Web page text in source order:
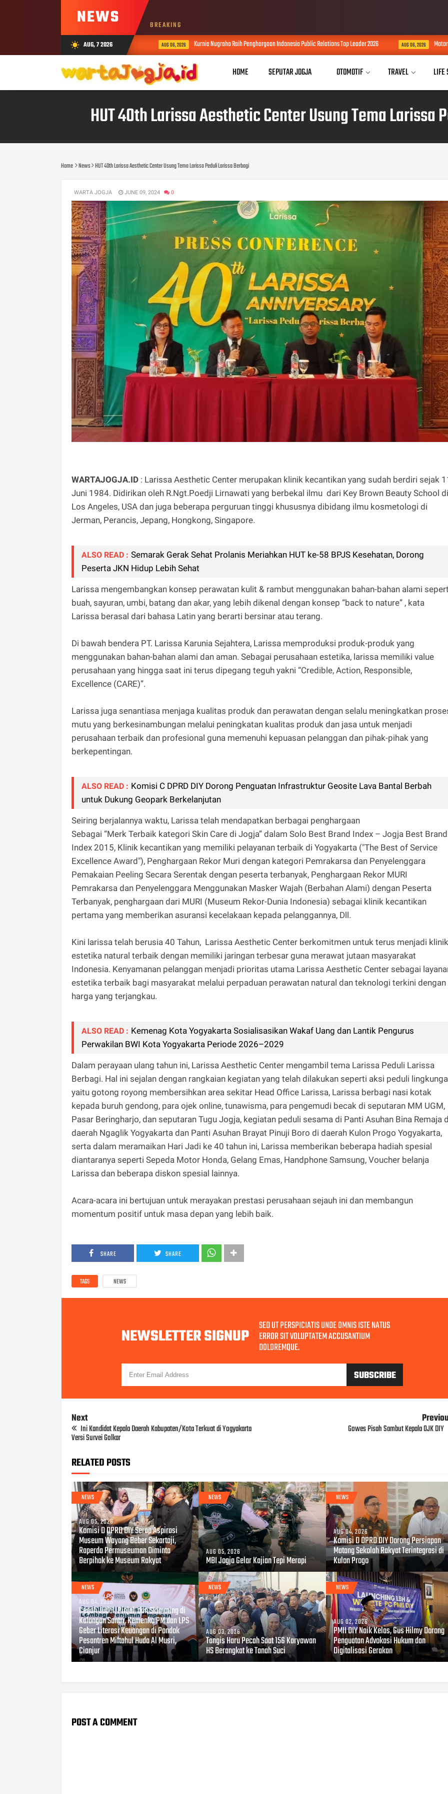
NEWS BREAKING
wb_sunny AUG, 7 2026 AUG 06, 2026 Kurnia Nugraha Raih Penghargaan Indonesia Public Relations Top Leader 2026 AUG 06, 2026
HOME SEPUTAR JOGJA OTOMOTIF TRAVEL LIFE
HUT 40th Larissa Aesthetic Center Usung Tema Larissa
Home News HUT 40th Larissa Aesthetic Center Usung Tema Larissa Peduli Larissa Berbagi
WARTA JOGJA JUNE 09, 2024 0
WARTAJOGJA.ID : Larissa Aesthetic Center merupakan klinik kecantikan yang sudah berdiri sejak
Juni 1984. Didirikan oleh R.Ngt.Poedji Lirnawati yang berbekal ilmu dari Key Brown Beauty School di
Los Angeles, USA dan juga beberapa perguruan tinggi khususnya dibidang ilmu kosmetologi di
Jerman, Perancis, Jepang, Hongkong, Singapore.
ALSO READ : Semarak Gerak Sehat Prolanis Meriahkan HUT ke-58 BPJS Kesehatan, Dorong
Peserta JKN Hidup Lebih Sehat
Larissa mengembangkan konsep perawatan kulit & rambut menggunakan bahan-bahan alami
buah, sayuran, umbi, batang dan akar, yang lebih dikenal dengan konsep “back to nature” , kata
Larissa berasal dari bahasa Latin yang berarti bersinar atau terang.
Di bawah bendera PT. Larissa Karunia Sejahtera, Larissa memproduksi produk-produk yang
menggunakan bahan-bahan alami dan aman. Sebagai perusahaan estetika, larissa memiliki value
perusahaan yang hingga saat ini terus dipegang teguh yakni “Credible, Action, Responsible,
Excellence (CARE)”.
Larissa juga senantiasa menjaga kualitas produk dan perawatan dengan selalu meningkatkan
mutu yang berkesinambungan melalui peningkatan kualitas produk dan jasa untuk menjadi
perusahaan terbaik dan profesional guna memenuhi kepuasan pelanggan dan pihak-pihak yang
berkepentingan.
ALSO READ : Komisi C DPRD DIY Dorong Penguatan Infrastruktur Geosite Lava Bantal Berbah
untuk Dukung Geopark Berkelanjutan
Seiring berjalannya waktu, Larissa telah mendapatkan berbagai penghargaan
Sebagai “Merk Terbaik kategori Skin Care di Jogja” dalam Solo Best Brand Index – Jogja Best Brand
Index 2015, Klinik kecantikan yang memiliki pelayanan terbaik di Yogyakarta ("The Best of Service
Excellence Award"), Penghargaan Rekor Muri dengan kategori Pemrakarsa dan Penyelenggara
Pemakaian Peeling Secara Serentak dengan peserta terbanyak, Penghargaan Rekor MURI
Pemrakarsa dan Penyelenggara Menggunakan Masker Wajah (Berbahan Alami) dengan Peserta
Terbanyak, penghargaan dari MURI (Museum Rekor-Dunia Indonesia) sebagai klinik kecantikan
pertama yang memberikan asuransi kecelakaan kepada pelanggannya, Dll.
Kini larissa telah berusia 40 Tahun, Larissa Aesthetic Center berkomitmen untuk terus menjadi klinik
estetika natural terbaik dengan memiliki jaringan terbesar guna merawat jutaan masyarakat
Indonesia. Kenyamanan pelanggan menjadi prioritas utama Larissa Aesthetic Center sebagai
estetika terbaik bagi masyarakat melalui perpaduan perawatan natural dan teknologi terkini dengan
harga yang terjangkau.
ALSO READ : Kemenag Kota Yogyakarta Sosialisasikan Wakaf Uang dan Lantik Pengurus
Perwakilan BWI Kota Yogyakarta Periode 2026–2029
Dalam perayaan ulang tahun ini, Larissa Aesthetic Center mengambil tema Larissa Peduli Larissa
Berbagi. Hal ini sejalan dengan rangkaian kegiatan yang telah dilakukan seperti aksi peduli
yaitu gotong royong membersihkan area sekitar Head Office Larissa, Larissa berbagi nasi kotak
kepada buruh gendong, para ojek online, tunawisma, para pengemudi becak di seputaran MM UGM,
Pasar Beringharjo, dan seputaran Tugu Jogja, kegiatan peduli sesama di Panti Asuhan Bina Remaja
daerah Ngaglik Yogyakarta dan Panti Asuhan Brayat Pinuji Boro di daerah Kulon Progo Yogyakarta,
serta dalam meramaikan Hari Jadi ke 40 tahun ini, Larissa memberikan beberapa hadiah spesial
diantaranya seperti Sepeda Motor Honda, Gelang Emas, Handphone Samsung, Voucher belanja
Larissa dan beberapa diskon spesial lainnya.
Acara-acara ini bertujuan untuk merayakan prestasi perusahaan sejauh ini dan membangun
momentum positif untuk masa depan yang lebih baik.
SHARE SHARE
TAGS NEWS
NEWSLETTER SIGNUP SED UT PERSPICIATIS UNDE OMNIS ISTE NATUS
ERROR SIT VOLUPTATEM ACCUSANTIUM
DOLOREMQUE.
Next
Ini Kandidat Kepala Daerah Kabupaten/Kota Terkuat di Yogyakarta
Versi Survei Golkar
Gowes Pisah Sambut Kepala OJK DIY
RELATED POSTS
NEWS
AUG 05, 2026
Komisi D DPRD DIY Serap Aspirasi
Museum Wayang Beber Sekartaji,
Raperda Permuseuman Diminta
Berpihak ke Museum Rakyat
NEWS
AUG 05, 2026
MBI Jogja Gelar Kajian Tepi Merapi
NEWS
AUG 04, 2026
Komisi D DPRD DIY Dorong Persiapan
Matang Sekolah Rakyat Terintegrasi di
Kulon Progo
NEWS
AUG 04, 2026
Cegah Judol, Pinjol, dan Skimming di
Kalangan Santri, Kemenko PM dan LPS
Geber Literasi Keuangan di Pondok
Pesantren Miftahul Huda Al Musri,
Cianjur
NEWS
AUG 03, 2026
Tangis Haru Pecah Saat 156 Karyawan
HS Berangkat ke Tanah Suci
NEWS
AUG 02, 2026
PMII DIY Naik Kelas, Gus Hilmy Dorong
Penguatan Advokasi Hukum dan
Digitalisasi Gerakan
POST A COMMENT